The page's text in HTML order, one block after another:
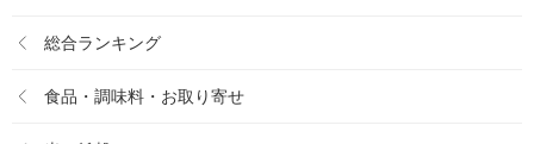
総合ランキング
食品・調味料・お取り寄せ